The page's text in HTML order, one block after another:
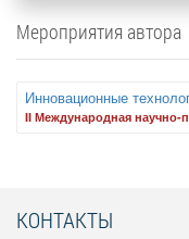
Мероприятия автора
Инновационные
II Международная научно-
КОНТАКТЫ